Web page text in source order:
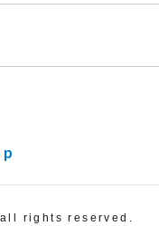
rights reserved.